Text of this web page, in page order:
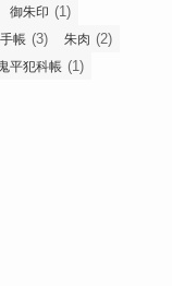
御朱印 (1)
帳 (3) 朱肉 (2)
鬼平犯科帳 (1)